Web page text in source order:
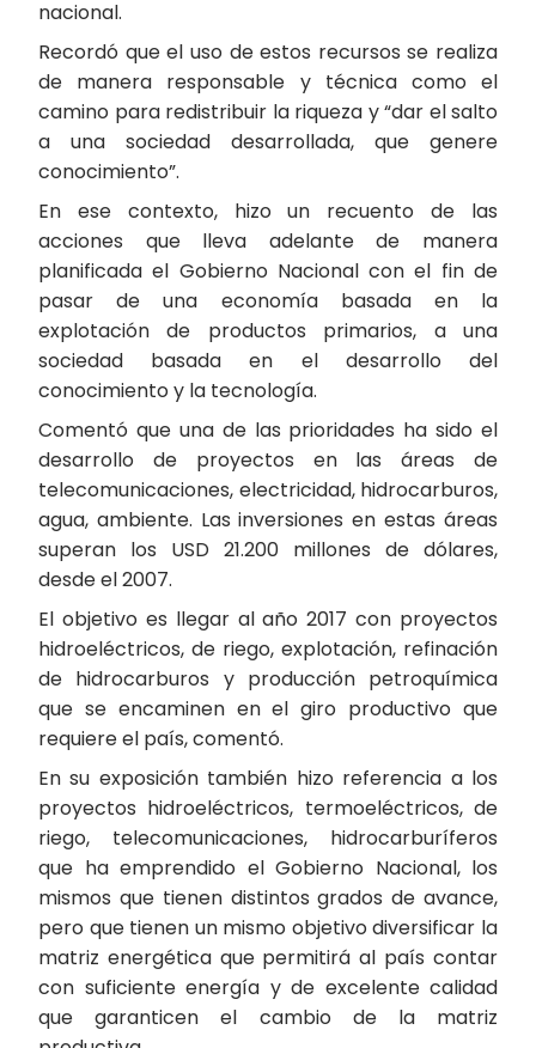
nacional.
Recordó que el uso de estos recursos se realiza
de manera responsable y técnica como el
camino para redistribuir la riqueza y “dar el salto
a una sociedad desarrollada, que genere
conocimiento”.
En ese contexto, hizo un recuento de las
acciones que lleva adelante de manera
planificada el Gobierno Nacional con el fin de
pasar de una economía basada en la
explotación de productos primarios, a una
sociedad basada en el desarrollo del
conocimiento y la tecnología.
Comentó que una de las prioridades ha sido el
desarrollo de proyectos en las áreas de
telecomunicaciones, electricidad, hidrocarburos,
agua, ambiente. Las inversiones en estas áreas
superan los USD 21.200 millones de dólares,
desde el 2007.
El objetivo es llegar al año 2017 con proyectos
hidroeléctricos, de riego, explotación, refinación
de hidrocarburos y producción petroquímica
que se encaminen en el giro productivo que
requiere el país, comentó.
En su exposición también hizo referencia a los
proyectos hidroeléctricos, termoeléctricos, de
riego, telecomunicaciones, hidrocarburíferos
que ha emprendido el Gobierno Nacional, los
mismos que tienen distintos grados de avance,
pero que tienen un mismo objetivo diversificar la
matriz energética que permitirá al país contar
con suficiente energía y de excelente calidad
que garanticen el cambio de la matriz